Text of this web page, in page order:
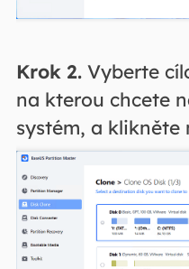
Krok 2.Vyberte
na kterou chcete
systém, a klikněte